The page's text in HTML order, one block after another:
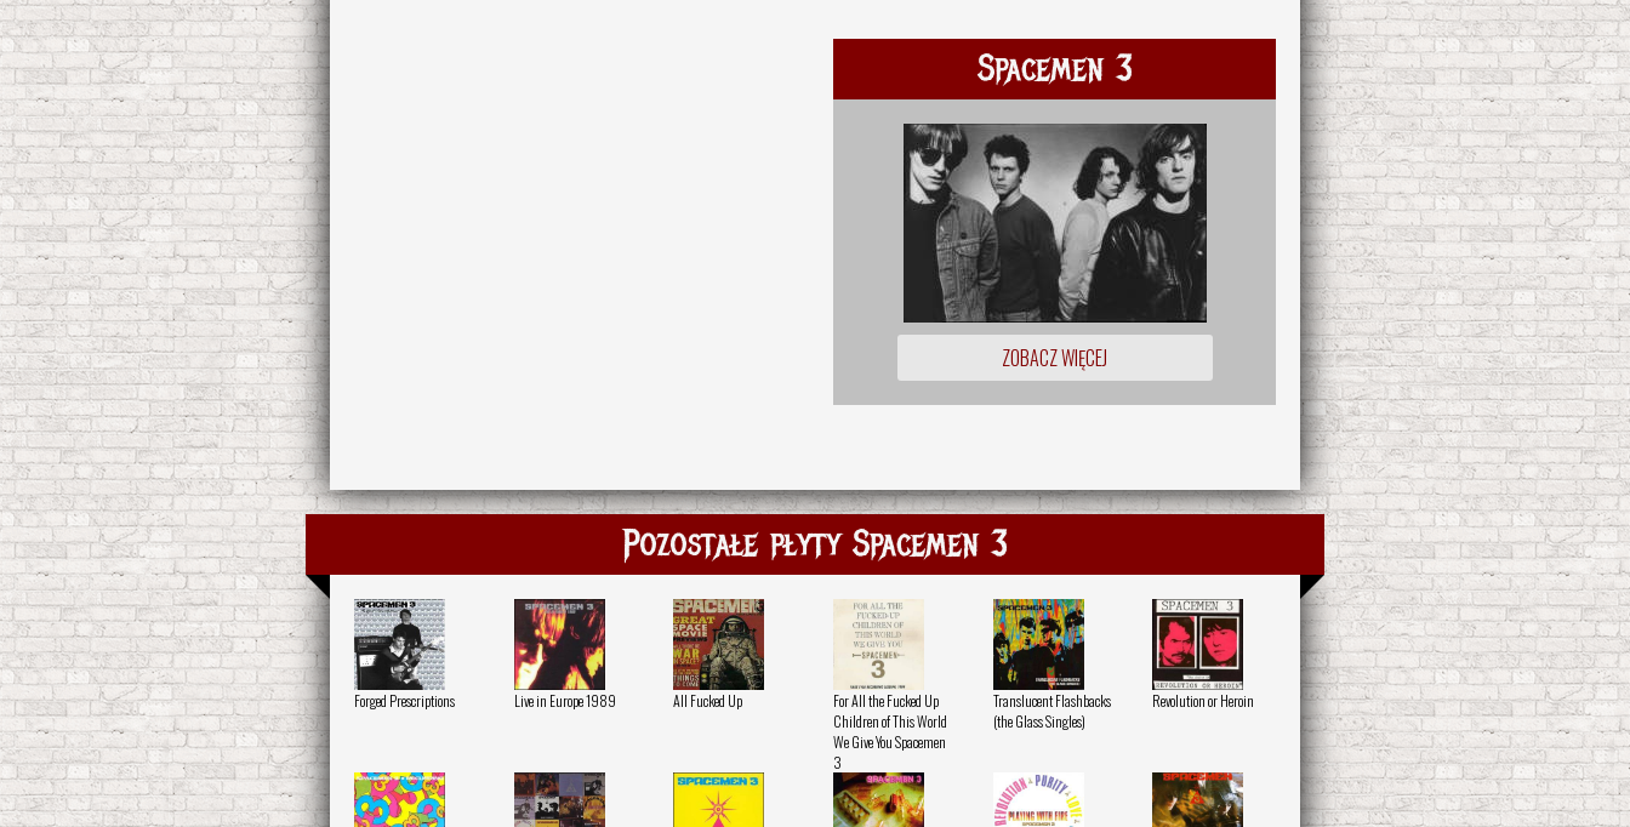
Spacemen 3
ZOBACZ WIĘCEJ
Pozostałe płyty Spacemen 3
Forged Prescriptions Live in Europe 1989 All Fucked Up
For All the Fucked Up
Children of This World
We Give You Spacemen
3
Translucent Flashbacks
(the Glass Singles)
Revolution or Heroin